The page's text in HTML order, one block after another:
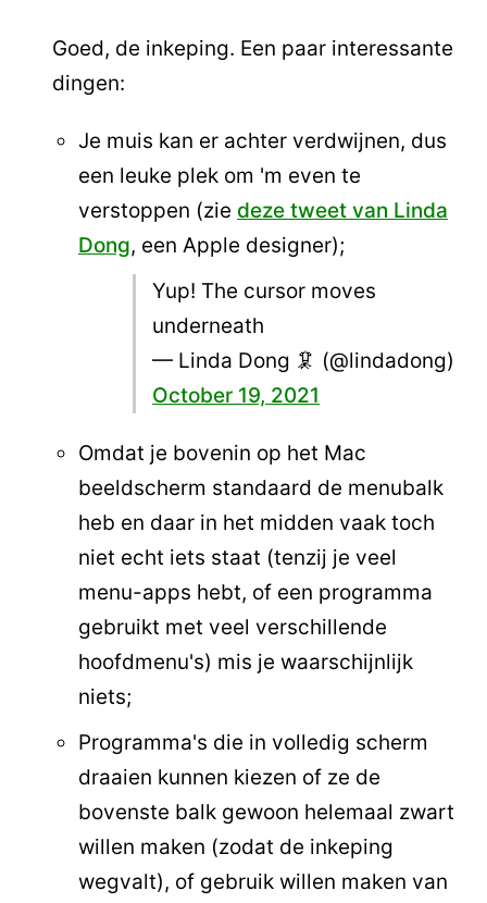
Goed, de inkeping. Een paar interessante
dingen:
Je muis kan er achter verdwijnen, dus
een leuke plek om 'm even te
verstoppen (zie deze tweet van Linda
Dong, een Apple designer);
Yup! The cursor moves
underneath
— Linda Dong 🦑 (@lindadong)
October 19, 2021
Omdat je bovenin op het Mac
beeldscherm standaard de menubalk
heb en daar in het midden vaak toch
niet echt iets staat (tenzij je veel
menu-apps hebt, of een programma
gebruikt met veel verschillende
hoofdmenu's) mis je waarschijnlijk
niets;
Programma's die in volledig scherm
draaien kunnen kiezen of ze de
bovenste balk gewoon helemaal zwart
willen maken (zodat de inkeping
wegvalt), of gebruik willen maken van